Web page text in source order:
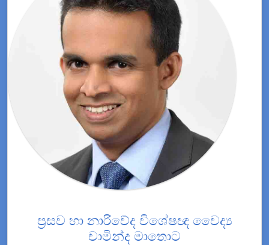
ප්‍රසව හා නාරිවේද විශේෂඥ වෛද්‍ය
චාමින්ද මාතොට